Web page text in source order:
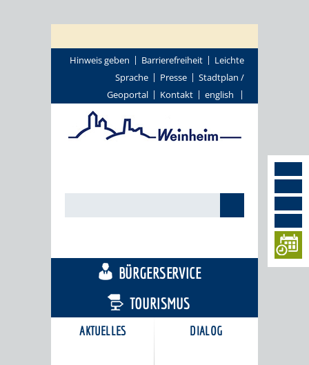
Hinweis geben Barrierefreiheit
Leichte
Sprache
Presse
Stadtplan /
Geoportal
Kontakt english
AKTUELLES DIALOG
BÜRGERSERVICE
TOURISMUS
KARRIEREPORTAL